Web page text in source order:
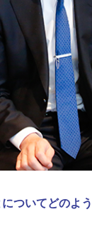
ついてどのよう